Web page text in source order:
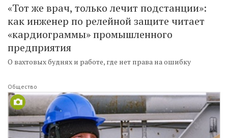
«Тот же врач, только лечит подстанции»:
как инженер по релейной защите читает
«кардиограммы» промышленного
предприятия
О вахтовых буднях и работе, где нет права на ошибку
Общество